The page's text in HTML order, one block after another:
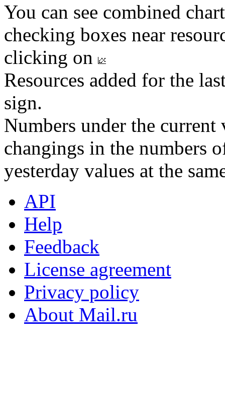
You can see combined
checking boxes near
clicking on
Resources added for the
sign.
Numbers under the
changings in the numbers
yesterday values at the
API
Help
Feedback
License agreement
Privacy policy
About Mail.ru